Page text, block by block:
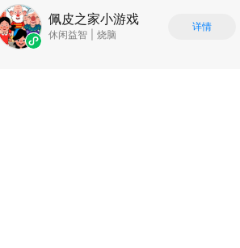
佩皮之家小游戏
休闲益智 烧脑
详情